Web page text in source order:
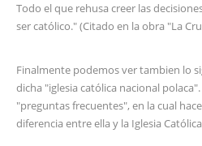
Todo el que rehusa creer las
ser católico." (Citado en la obra "La
Finalmente podemos ver tambien lo
dicha "iglesia católica nacional
"preguntas frecuentes", en la cual
diferencia entre ella y la Iglesia